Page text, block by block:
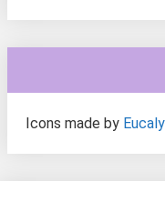
Icons made by